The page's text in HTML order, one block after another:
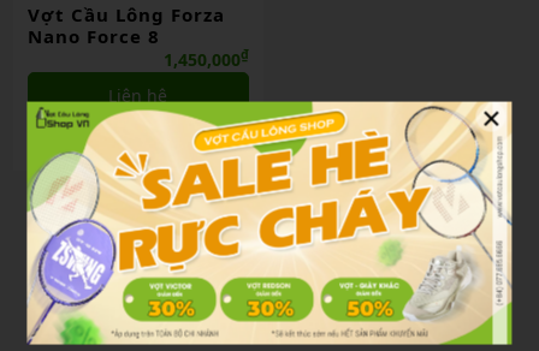
Vợt Cầu Lông Forza
Nano Force 8
1,450,000₫
Liên hệ
So sánh
×